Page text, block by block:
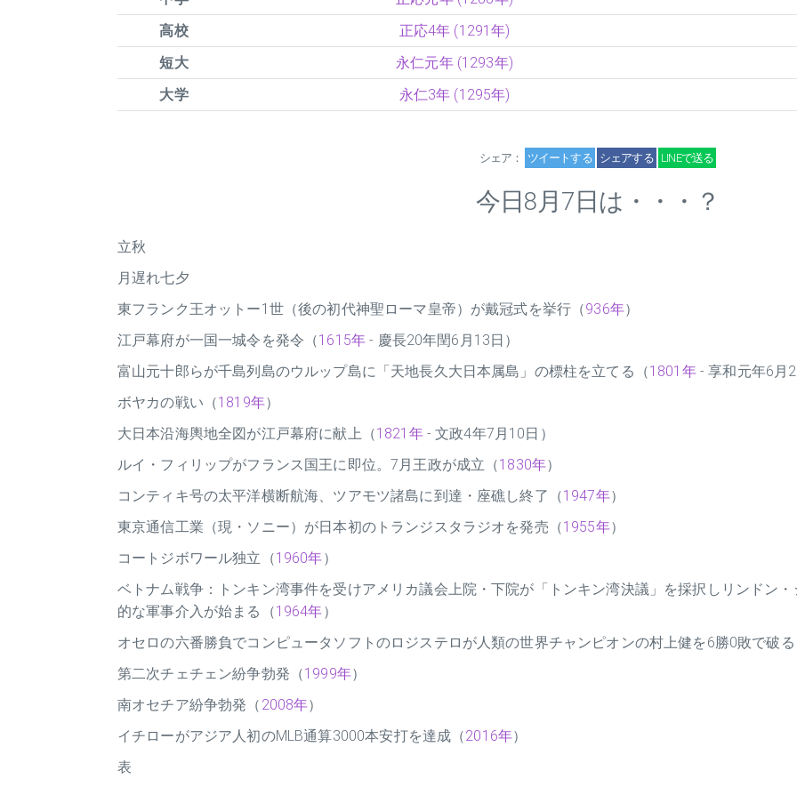
高校
正応4年 (1291年)
短大
永仁元年 (1293年)
大学
永仁3年 (1295年)
シェア： ツイートする シェアする LINEで送る
今日8月7日は・・・？
立秋
月遅れ七夕
東フランク王オットー1世（後の初代神聖ローマ皇帝）が戴冠式を挙行（936年）
江戸幕府が一国一城令を発令（1615年 - 慶長20年閏6月13日）
富山元十郎らが千島列島のウルップ島に「天地長久大日本属島」の標柱を立てる（1801年- 享和元年6月
ボヤカの戦い（1819年）
大日本沿海輿地全図が江戸幕府に献上（1821年- 文政4年7月10日）
ルイ・フィリップがフランス国王に即位。7月王政が成立（1830年）
コンティキ号の太平洋横断航海、ツアモツ諸島に到達・座礁し終了（1947年）
東京通信工業（現・ソニー）が日本初のトランジスタラジオを発売（1955年）
コートジボワール独立（1960年）
ベトナム戦争：トンキン湾事件を受けアメリカ議会上院・下院が「トンキン湾決議」を採択しリンドン
的な軍事介入が始まる（1964年）
オセロの六番勝負でコンピュータソフトのロジステロが人類の世界チャンピオンの村上健を6勝0敗で破
第二次チェチェン紛争勃発（1999年）
南オセチア紛争勃発（ 2008年）
イチローがアジア人初のMLB通算3000本安打を達成（2016年）
表